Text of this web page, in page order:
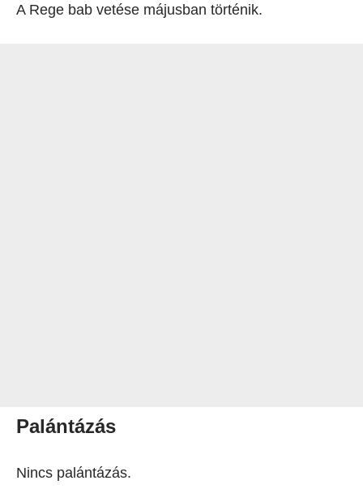
A Rege bab vetése májusban történik.
Palántázás
Nincs palántázás.